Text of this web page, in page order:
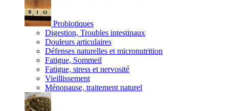
Probiotiques
Digestion, Troubles intestinaux
Douleurs articulaires
Défenses naturelles et micronutrition
Fatigue, Sommeil
Fatigue, stress et nervosité
Vieillissement
Ménopause, traitement naturel